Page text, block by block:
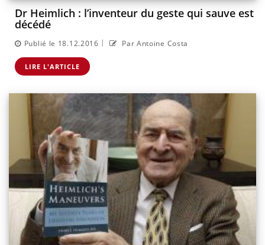
Dr Heimlich : l’inventeur du geste qui sauve est
décédé
Publié le 18.12.2016 | Par Antoine Costa
LIRE L'ARTICLE